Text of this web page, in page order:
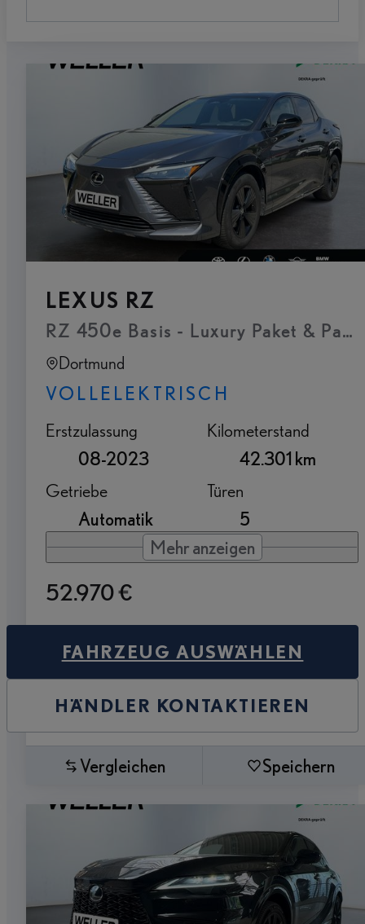
LEXUS RZ
RZ 450e Basis - Luxury Paket &
Dortmund
VOLLELEKTRISCH
Erstzulassung
08-2023
Kilometerstand
42.301 km
Getriebe
Automatik
Türen
5
Mehr anzeigen
52.970 €
FAHRZEUG AUSWÄHLEN
HÄNDLER KONTAKTIEREN
Vergleichen Speichern